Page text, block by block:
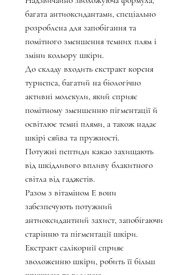
багата антиоксидантами, спеціально
розроблена для запобігання та
помітного зменшення темних плям і
зміни кольору шкіри.
До складу входить екстракт кореня
турнепса, багатий на біологічно
активні молекули, який сприяє
помітному зменшенню пігментації й
освітлює темні плями, а також надає
шкірі сяйва та пружності.
Потужні пептиди какао захищають
від шкідливого впливу блакитного
світла від гаджетів.
Разом з вітаміном Е вони
забезпечують потужний
антиоксидантний захист, запобігаючи
старінню та пігментації шкіри.
Екстракт салікорнії сприяє
зволоженню шкіри, робить її більш